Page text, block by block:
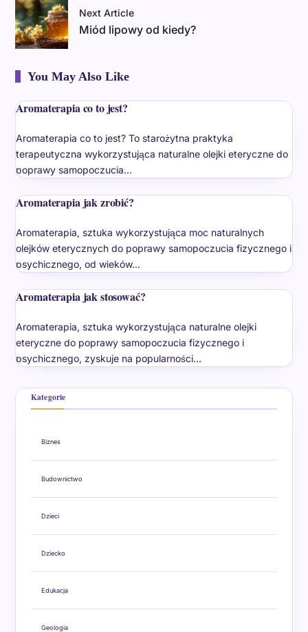
Next Article
Miód lipowy od kiedy?
You May Also Like
Aromaterapia co to jest?
Aromaterapia co to jest? To starożytna praktyka
terapeutyczna wykorzystująca naturalne olejki eteryczne do
poprawy samopoczucia…
Aromaterapia jak zrobić?
Aromaterapia, sztuka wykorzystująca moc naturalnych
olejków eterycznych do poprawy samopoczucia fizycznego i
psychicznego, od wieków…
Aromaterapia jak stosować?
Aromaterapia, sztuka wykorzystująca naturalne olejki
eteryczne do poprawy samopoczucia fizycznego i
psychicznego, zyskuje na popularności…
Kategorie
Biznes
Budownictwo
Dzieci
Dziecko
Edukacja
Geologia